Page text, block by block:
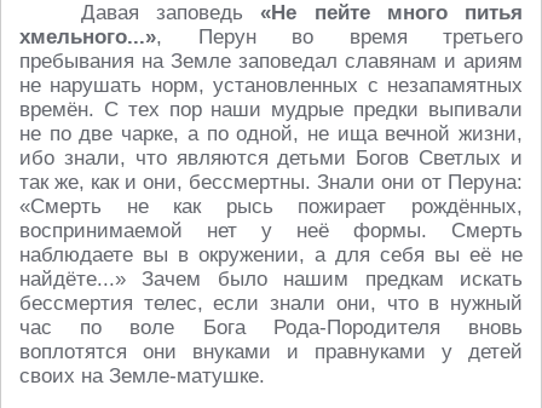
Давая заповедь«Не пейте много питья
хмельного...», Перун во время третьего
пребывания на Земле заповедал славянам и ариям
не нарушать норм, установленных с незапамятных
времён. С тех пор наши мудрые предки выпивали
не по две чарке, а по одной, не ища вечной жизни,
ибо знали, что являются детьми Богов Светлых и
так же, как и они, бессмертны. Знали они от Перуна:
«Смерть не как рысь пожирает рождённых,
воспринимаемой нет у неё формы. Смерть
наблюдаете вы в окружении, а для себя вы её не
найдёте...» Зачем было нашим предкам искать
бессмертия телес, если знали они, что в нужный
час по воле Бога Рода-Породителя вновь
воплотятся они внуками и правнуками у детей
своих на Земле-матушке.